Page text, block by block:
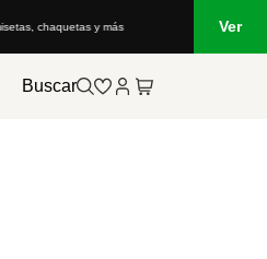
chaquetas y más Ver
Buscar